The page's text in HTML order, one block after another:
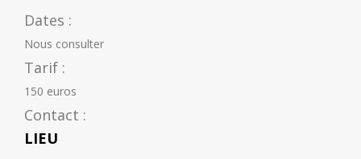
Dates :
Nous consulter
Tarif :
150 euros
Contact :
LIEU